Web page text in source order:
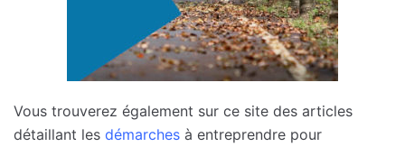
Vous trouverez également sur ce site des articles
détaillant les démarches à entreprendre pour